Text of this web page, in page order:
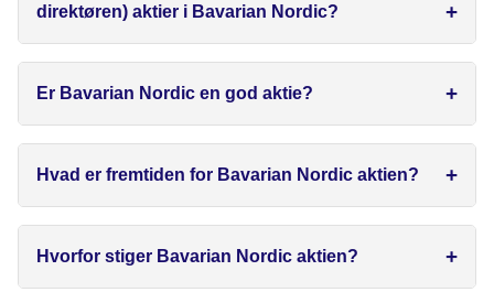
direktøren) aktier i Bavarian Nordic?
Er Bavarian Nordic en god aktie?
Hvad er fremtiden for Bavarian Nordic aktien?
Hvorfor stiger Bavarian Nordic aktien?